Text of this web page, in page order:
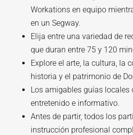
Workations en equipo
en un Segway.
Elija entre una variedad de
que duran entre 75 y 120
Explore el arte, la cultura, la
historia y el patrimonio de
Los amigables guías locales
entretenido e informativo.
Antes de partir, todos los
instrucción profesional